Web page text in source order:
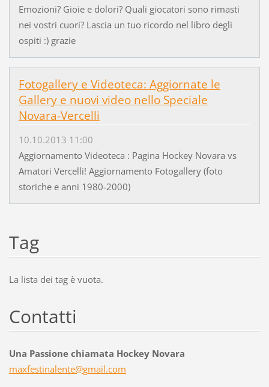
Emozioni? Gioie e dolori? Quali giocatori sono rimasti
nei vostri cuori? Lascia un tuo ricordo nel libro degli
ospiti :) grazie
Fotogallery e Videoteca: Aggiornate le
Gallery e nuovi video nello Speciale
Novara-Vercelli
10.10.2013 11:00
Aggiornamento Videoteca : Pagina Hockey Novara vs
Amatori Vercelli! Aggiornamento Fotogallery (foto
storiche e anni 1980-2000)
Tag
La lista dei tag è vuota.
Contatti
Una Passione chiamata Hockey Novara
maxfestinalente@gmail.com